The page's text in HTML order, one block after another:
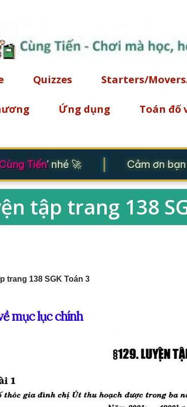
Quizzes Starters/
Ứng dụng Toán đố
Tiến' nhé 🚀 Cảm ơn
tập trang 138
trang 138 SGK Toán 3
mục lục chính